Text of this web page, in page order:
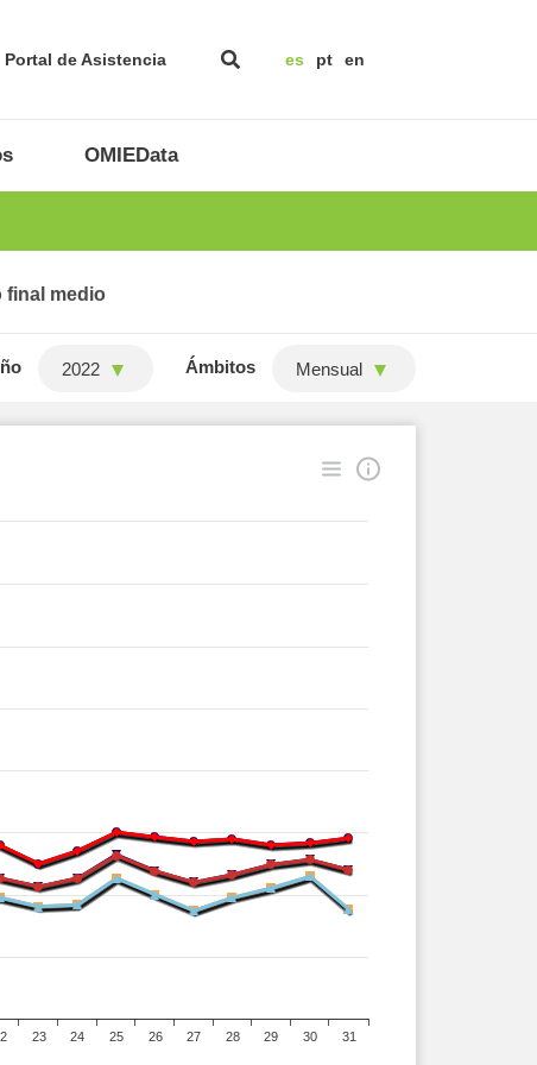
Portal de Asistencia es pt en
OMIEData
final medio
2022 Ámbitos Mensual
23 24 25 26 27 28 29 30 31